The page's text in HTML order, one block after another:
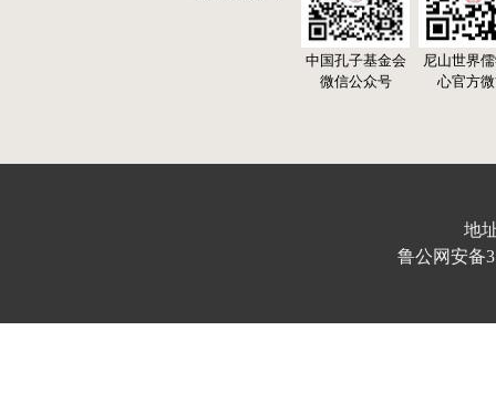
中国孔子基金会
微信公众号
尼山世界
心官方
地
鲁公网安备